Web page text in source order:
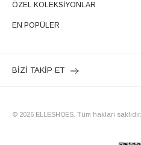
ÖZEL KOLEKSİYONLAR
EN POPÜLER
BİZİ TAKİP ET
© 2026 ELLESHOES. Tüm hakları saklıdır.